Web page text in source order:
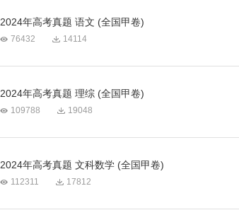
2024年高考真题 语文 (全国甲卷)
76432 14114
2024年高考真题 理综 (全国甲卷)
109788 19048
2024年高考真题 文科数学 (全国甲卷)
112311 17812